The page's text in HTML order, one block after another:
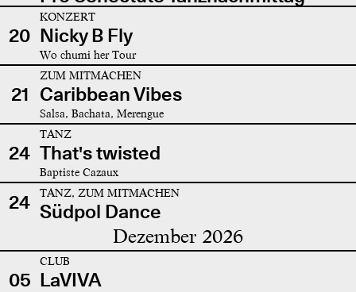
20
KONZERT
Nicky B Fly
Wo chumi her Tour
21
ZUM MITMACHEN
Caribbean Vibes
Salsa, Bachata, Merengue
24
TANZ
That's twisted
Baptiste Cazaux
24 TANZ, ZUM MITMACHEN
Südpol Dance
Dezember 2026
05
CLUB
LaVIVA